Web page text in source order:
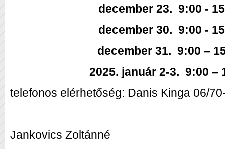
december 23. 9:00 -
december 30. 9:00 -
december 31. 9:00 –
2025. január 2-3. 9:00 –
telefonos elérhetőség: Danis Kinga 06/
Jankovics Zoltánné